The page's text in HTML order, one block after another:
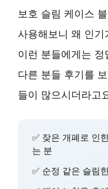
보호 슬림 케이스
사용해보니 왜 인기
이런 분들에게는
다른 분들 후기를
들이 많으시더라고
✅ 잦은 개폐로 인
는 분
✅ 순정 같은 슬림